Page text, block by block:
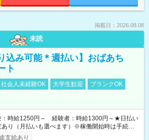
掲載日：2026.08.08
未読
込み可能＊週払い】おばあち
ト
社会人未経験OK 大学生歓迎
ブランクOK
：時給1250円～ 経験者：時給1300円～★日払い
あり（月払いも選べます）※稼働開始時は手続き完
いとなります。
支給あり